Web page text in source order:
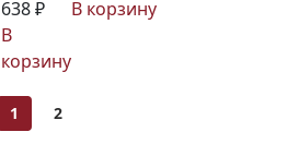
638 ₽
В
корзину
В корзину
1 2